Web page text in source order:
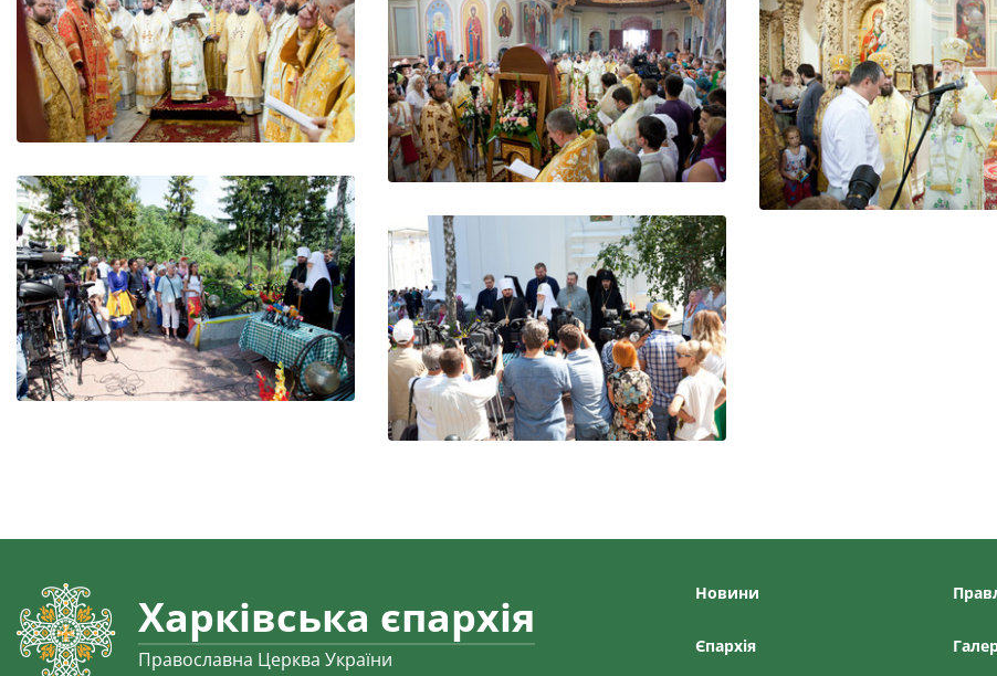
Харківська єпархія
Православна Церква України
Новини
Єпархiя